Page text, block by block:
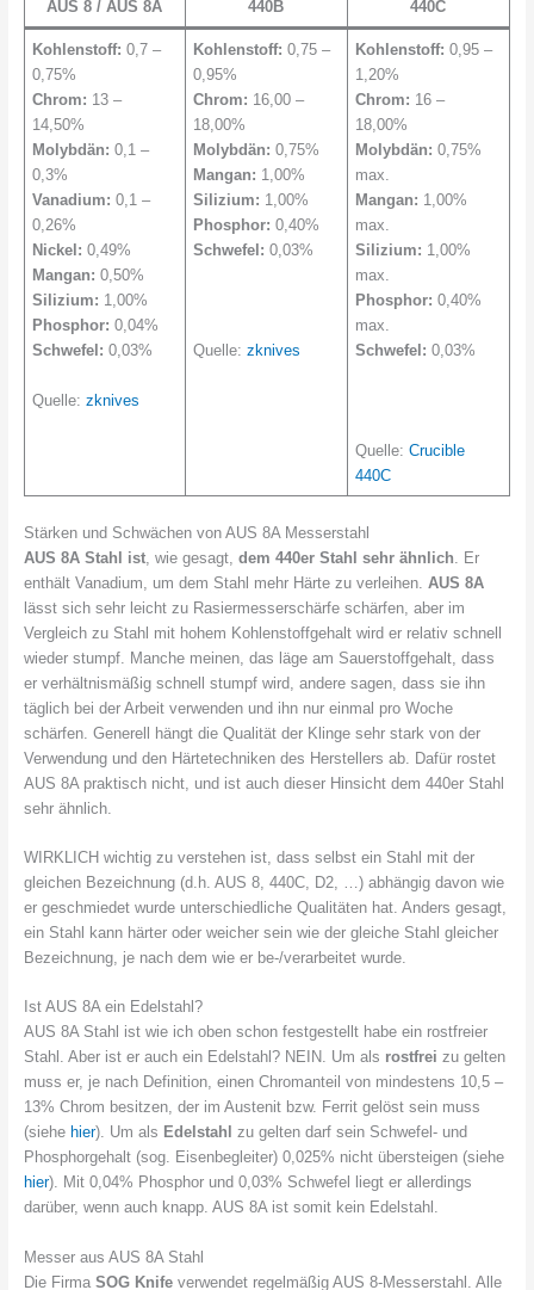
AUS 8 / AUS 8A 440B 440C
Kohlenstoff: 0,7 –
0,75%
Chrom: 13 –
14,50%
Molybdän: 0,1 –
0,3%
Vanadium: 0,1 –
0,26%
Nickel: 0,49%
Mangan: 0,50%
Silizium: 1,00%
Phosphor: 0,04%
Schwefel: 0,03%
Quelle:zknives
Kohlenstoff: 0,75 –
0,95%
Chrom: 16,00 –
18,00%
Molybdän: 0,75%
Mangan: 1,00%
Silizium: 1,00%
Phosphor: 0,40%
Schwefel: 0,03%
Quelle:zknives
Kohlenstoff: 0,95 –
1,20%
Chrom: 16 –
18,00%
Molybdän: 0,75%
max.
Mangan: 1,00%
max.
Silizium: 1,00%
max.
Phosphor: 0,40%
max.
Schwefel: 0,03%
Quelle:Crucible
440C
Stärken und Schwächen von AUS 8A Messerstahl
AUS 8A Stahl ist, wie gesagt, dem 440er Stahl sehr ähnlich . Er
enthält Vanadium, um dem Stahl mehr Härte zu verleihen. AUS 8A
lässt sich sehr leicht zu Rasiermesserschärfe schärfen, aber im
Vergleich zu Stahl mit hohem Kohlenstoffgehalt wird er relativ schnell
wieder stumpf. Manche meinen, das läge am Sauerstoffgehalt, dass
er verhältnismäßig schnell stumpf wird, andere sagen, dass sie ihn
täglich bei der Arbeit verwenden und ihn nur einmal pro Woche
schärfen. Generell hängt die Qualität der Klinge sehr stark von der
Verwendung und den Härtetechniken des Herstellers ab. Dafür rostet
AUS 8A praktisch nicht, und ist auch dieser Hinsicht dem 440er Stahl
sehr ähnlich.
WIRKLICH wichtig zu verstehen ist, dass selbst ein Stahl mit der
gleichen Bezeichnung (d.h. AUS 8, 440C, D2, …) abhängig davon wie
er geschmiedet wurde unterschiedliche Qualitäten hat. Anders gesagt,
ein Stahl kann härter oder weicher sein wie der gleiche Stahl gleicher
Bezeichnung, je nach dem wie er be-/verarbeitet wurde.
Ist AUS 8A ein Edelstahl?
AUS 8A Stahl ist wie ich oben schon festgestellt habe ein rostfreier
Stahl. Aber ist er auch ein Edelstahl? NEIN. Um als rostfrei zu gelten
muss er, je nach Definition, einen Chromanteil von mindestens 10,5 –
13% Chrom besitzen, der im Austenit bzw. Ferrit gelöst sein muss
(siehe hier). Um als Edelstahl zu gelten darf sein Schwefel- und
Phosphorgehalt (sog. Eisenbegleiter) 0,025% nicht übersteigen (siehe
hier). Mit 0,04% Phosphor und 0,03% Schwefel liegt er allerdings
darüber, wenn auch knapp. AUS 8A ist somit kein Edelstahl.
Messer aus AUS 8A Stahl
Die Firma SOG Knifeverwendet regelmäßig AUS 8-Messerstahl. Alle